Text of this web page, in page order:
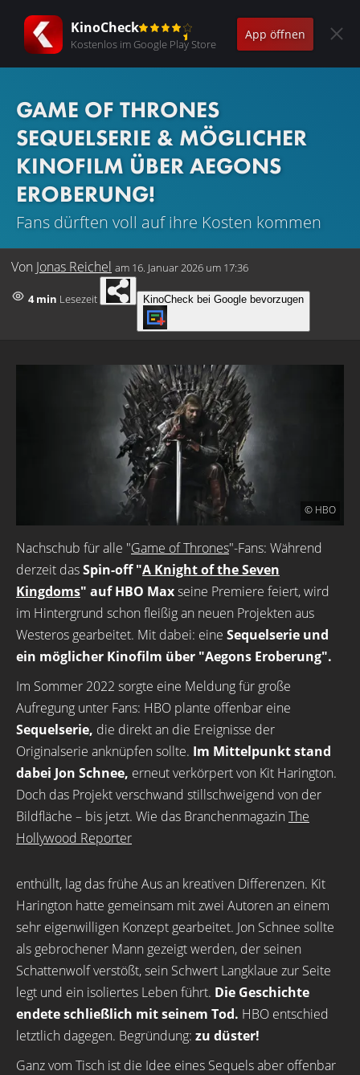
KinoCheck
Kostenlos im Google Play Store
App öffnen
GAME OF THRONES
SEQUELSERIE & MÖGLICHER
KINOFILM ÜBER AEGONS
EROBERUNG!
Fans dürften voll auf ihre Kosten kommen
Von Jonas Reichel am 16. Januar 2026 um 17:36
4 min Lesezeit KinoCheck bei Google bevorzugen
© HBO
Nachschub für alle "Game of Thrones"-Fans: Während
derzeit dasSpin-off "A Knight of the Seven
Kingdoms" auf HBO Maxseine Premiere feiert, wird
im Hintergrund schon fleißig an neuen Projekten aus
Westeros gearbeitet. Mit dabei: eine Sequelserie und
ein möglicher Kinofilm über "Aegons Eroberung".
Im Sommer 2022 sorgte eine Meldung für große
Aufregung unter Fans: HBO plante offenbar eine
Sequelserie, die direkt an die Ereignisse der
Originalserie anknüpfen sollte. Im Mittelpunkt stand
dabei Jon Schnee, erneut verkörpert von Kit Harington.
Doch das Projekt verschwand stillschweigend von der
Bildfläche – bis jetzt. Wie das Branchenmagazin The
Hollywood Reporter
enthüllt, lag das frühe Aus an kreativen Differenzen. Kit
Harington hatte gemeinsam mit zwei Autoren an einem
sehr eigenwilligen Konzept gearbeitet. Jon Schnee sollte
als gebrochener Mann gezeigt werden, der seinen
Schattenwolf verstößt, sein Schwert Langklaue zur Seite
legt und ein isoliertes Leben führt. Die Geschichte
endete schließlich mit seinem Tod. HBO entschied
letztlich dagegen. Begründung: zu düster!
Ganz vom Tisch ist die Idee eines Sequels aber offenbar